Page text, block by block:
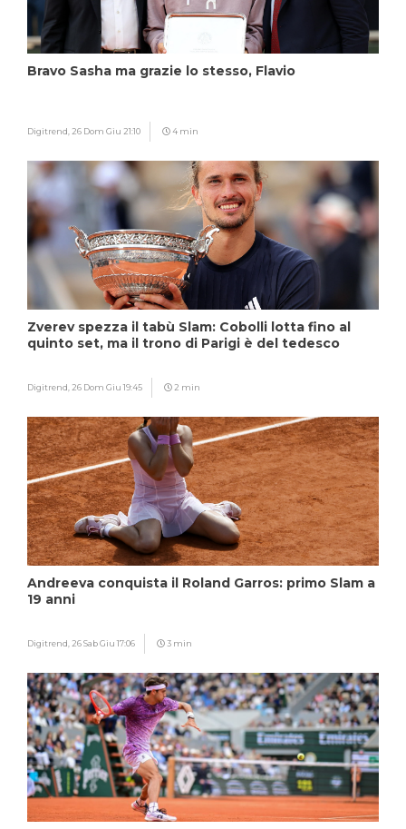
Bravo Sasha ma grazie lo stesso, Flavio
Digitrend, 26 Dom Giu 21:10 4 min
Zverev spezza il tabù Slam: Cobolli lotta fino al
quinto set, ma il trono di Parigi è del tedesco
Digitrend, 26 Dom Giu 19:45 2 min
Andreeva conquista il Roland Garros: primo Slam a
19 anni
Digitrend, 26 Sab Giu 17:06 3 min